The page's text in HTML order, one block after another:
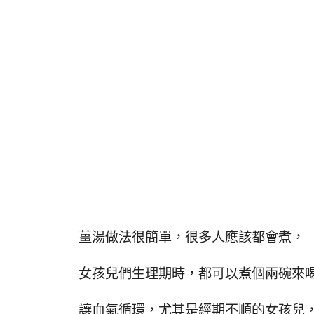
薑湯做法很簡單，很多人應該都會煮，
女孩兒們生理期時，都可以煮個兩碗來
讓血氣循環，尤其是經期不順的女孩兒，